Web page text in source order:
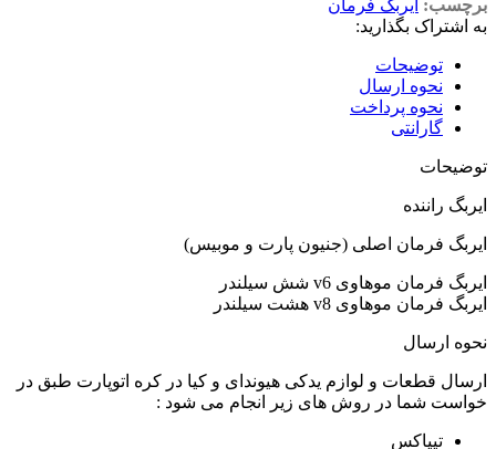
برچسب: ایربگ فرمان
به اشتراک بگذارید:
توضیحات
نحوه ارسال
نحوه پرداخت
گارانتی
توضیحات
ایربگ راننده
ایربگ فرمان اصلی (جنیون پارت و موبیس)
ایربگ فرمان موهاوی v6 شش سیلندر
ایربگ فرمان موهاوی v8 هشت سیلندر
نحوه ارسال
ارسال قطعات و لوازم یدکی هیوندای و کیا در کره اتوپارت طبق در
خواست شما در روش های زیر انجام می شود :
تیپاکس